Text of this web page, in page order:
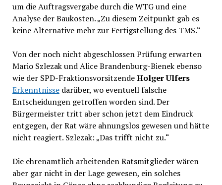
um die Auftragsvergabe durch die WTG und eine
Analyse der Baukosten. „Zu diesem Zeitpunkt gab es
keine Alternative mehr zur Fertigstellung des TMS.“
Von der noch nicht abgeschlossen Prüfung erwarten
Mario Szlezak und Alice Brandenburg-Bienek ebenso
wie der SPD-FraktionsvorsitzendeHolger Ulfers
Erkenntnissedarüber, wo eventuell falsche
Entscheidungen getroffen worden sind. Der
Bürgermeister tritt aber schon jetzt dem Eindruck
entgegen, der Rat wäre ahnungslos gewesen und hätte
nicht reagiert. Szlezak: „Das trifft nicht zu.“
Die ehrenamtlich arbeitenden Ratsmitglieder wären
aber gar nicht in der Lage gewesen, ein solches